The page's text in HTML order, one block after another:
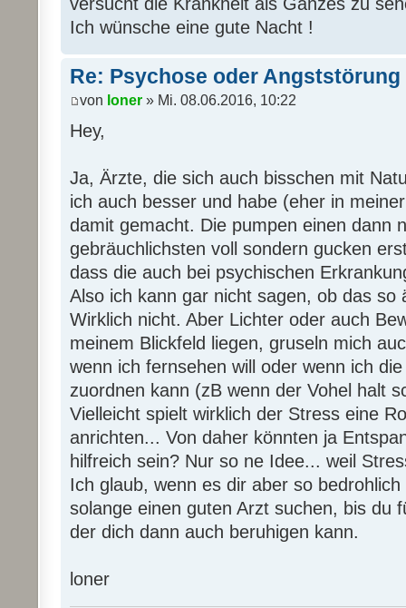
Ich wünsche eine gute Nacht !
Re: Psychose oder Angststörung
von loner » Mi. 08.06.2016, 10:22
Hey,
Ja, Ärzte, die sich auch bisschen mit
ich auch besser und habe (eher in
damit gemacht. Die pumpen einen dann
gebräuchlichsten voll sondern gucken
dass die auch bei psychischen
Also ich kann gar nicht sagen, ob das so
Wirklich nicht. Aber Lichter oder auch
meinem Blickfeld liegen, gruseln mich
wenn ich fernsehen will oder wenn ich
zuordnen kann (zB wenn der Vohel halt
Vielleicht spielt wirklich der Stress eine
anrichten... Von daher könnten ja
hilfreich sein? Nur so ne Idee... weil
Ich glaub, wenn es dir aber so
solange einen guten Arzt suchen, bis du
der dich dann auch beruhigen kann.
loner